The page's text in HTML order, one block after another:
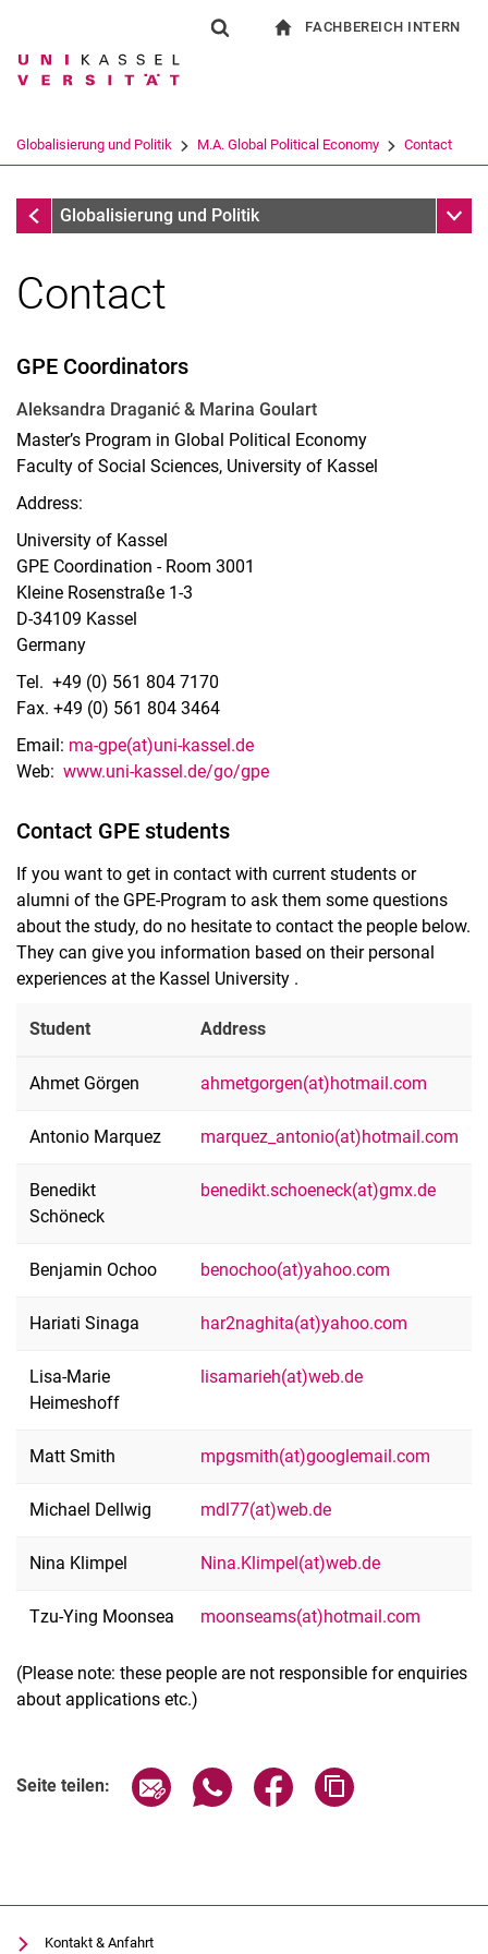
Springe direkt zu: Inhalt
Springe direkt zu: Suche
Springe direkt zu:
Suchbegriff
Suchen (öffnet externen Link in einem
FACHBEREICH INTERN
Globalisierung und Politik M.A. Global Political Economy Contact
M.A. Global Political Economy
Globalisierung und Politik
Contact
GPE Coordinators
Aleksandra Draganić & Marina Goulart
Master’s Program in Global Political Economy
Faculty of Social Sciences, University of Kassel
Address:
University of Kassel
GPE Coordination - Room 3001
Kleine Rosenstraße 1-3
D-34109 Kassel
Germany
Tel. +49 (0) 561 804 7170
Fax. +49 (0) 561 804 3464
Email: ma-gpe(at)uni-kassel.de
Web: www.uni-kassel.de/go/gpe
Contact GPE students
If you want to get in contact with current students or
alumni of the GPE-Program to ask them some questions
about the study, do no hesitate to contact the people below.
They can give you information based on their personal
experiences at the Kassel University .
Student Address
Ahmet Görgen ahmetgorgen(at)hotmail.com
Antonio Marquez marquez_antonio(at)hotmail.com
Benedikt
Schöneck
benedikt.schoeneck(at)gmx.de
Benjamin Ochoo benochoo(at)yahoo.com
Hariati Sinaga har2naghita(at)yahoo.com
Lisa-Marie
Heimeshoff
lisamarieh(at)web.de
Matt Smith mpgsmith(at)googlemail.com
Michael Dellwig mdl77(at)web.de
Nina Klimpel Nina.Klimpel(at)web.de
Tzu-Ying Moonsea moonseams(at)hotmail.com
(Please note: these people are not responsible for enquiries
about applications etc.)
Seite teilen: Seite über E-Mail teilen
Seite über WhatsApp teilen
Seite über Facebook
Kontakt & Anfahrt